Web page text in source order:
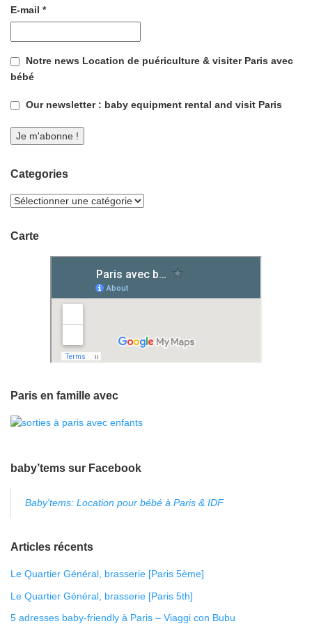
E-mail *
Notre news Location de puériculture & visiter Paris avec
bébé
Our newsletter : baby equipment rental and visit Paris
Categories
Carte
Paris en famille avec
baby’tems sur Facebook
Baby'tems: Location pour bébé à Paris & IDF
Articles récents
Le Quartier Général, brasserie [Paris 5ème]
Le Quartier Général, brasserie [Paris 5th]
5 adresses baby-friendly à Paris – Viaggi con Bubu